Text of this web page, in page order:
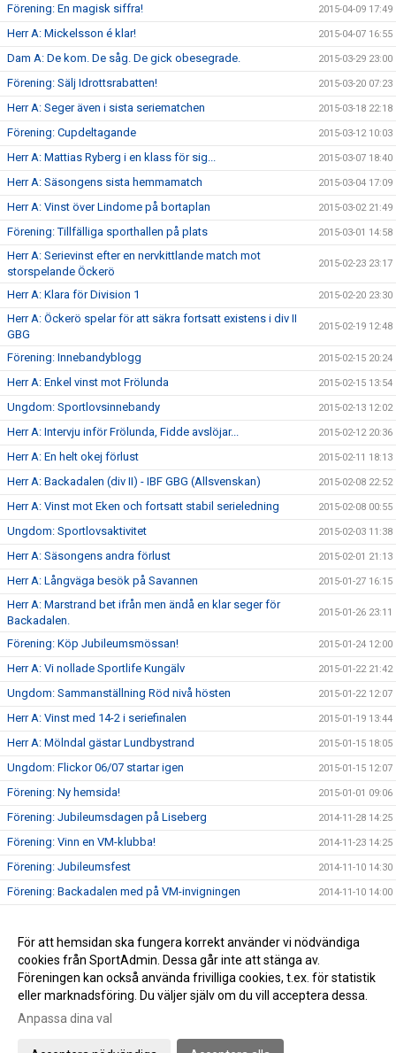
Förening: En magisk siffra! 2015-04-09 17:49
Herr A: Mickelsson é klar! 2015-04-07 16:55
Dam A: De kom. De såg. De gick obesegrade. 2015-03-29 23:00
Förening: Sälj Idrottsrabatten! 2015-03-20 07:23
Herr A: Seger även i sista seriematchen 2015-03-18 22:18
Förening: Cupdeltagande 2015-03-12 10:03
Herr A: Mattias Ryberg i en klass för sig... 2015-03-07 18:40
Herr A: Säsongens sista hemmamatch 2015-03-04 17:09
Herr A: Vinst över Lindome på bortaplan 2015-03-02 21:49
Förening: Tillfälliga sporthallen på plats 2015-03-01 14:58
Herr A: Serievinst efter en nervkittlande match mot
storspelande Öckerö
2015-02-23 23:17
Herr A: Klara för Division 1 2015-02-20 23:30
Herr A: Öckerö spelar för att säkra fortsatt existens i div II
GBG
2015-02-19 12:48
Förening: Innebandyblogg 2015-02-15 20:24
Herr A: Enkel vinst mot Frölunda 2015-02-15 13:54
Ungdom: Sportlovsinnebandy 2015-02-13 12:02
Herr A: Intervju inför Frölunda, Fidde avslöjar... 2015-02-12 20:36
Herr A: En helt okej förlust 2015-02-11 18:13
Herr A: Backadalen (div II) - IBF GBG (Allsvenskan) 2015-02-08 22:52
Herr A: Vinst mot Eken och fortsatt stabil serieledning 2015-02-08 00:55
Ungdom: Sportlovsaktivitet 2015-02-03 11:38
Herr A: Säsongens andra förlust 2015-02-01 21:13
Herr A: Långväga besök på Savannen 2015-01-27 16:15
Herr A: Marstrand bet ifrån men ändå en klar seger för
Backadalen.
2015-01-26 23:11
Förening: Köp Jubileumsmössan! 2015-01-24 12:00
Herr A: Vi nollade Sportlife Kungälv 2015-01-22 21:42
Ungdom: Sammanställning Röd nivå hösten 2015-01-22 12:07
Herr A: Vinst med 14-2 i seriefinalen 2015-01-19 13:44
Herr A: Mölndal gästar Lundbystrand 2015-01-15 18:05
Ungdom: Flickor 06/07 startar igen 2015-01-15 12:07
Förening: Ny hemsida! 2015-01-01 09:06
Förening: Jubileumsdagen på Liseberg 2014-11-28 14:25
Förening: Vinn en VM-klubba! 2014-11-23 14:25
Förening: Jubileumsfest 2014-11-10 14:30
Förening: Backadalen med på VM-invigningen 2014-11-10 14:00
Förening: Enjoyguiden snart här! 2014-10-22 14:37
Förening: Bli medlem 2014-10-17 14:38
Gå till Webbversion
För att hemsidan ska fungera korrekt använder vi nödvändiga
cookies från SportAdmin. Dessa går inte att stänga av.
Föreningen kan också använda frivilliga cookies, t.ex. för statistik
eller marknadsföring. Du väljer själv om du vill acceptera dessa.
Anpassa dina val